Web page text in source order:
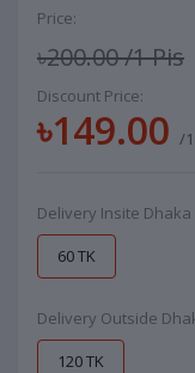
Price:
৳200.00/1 Pis
Discount Price:
৳149.00 /
Delivery Insite Dhaka
60 TK
Delivery Outside
120 TK